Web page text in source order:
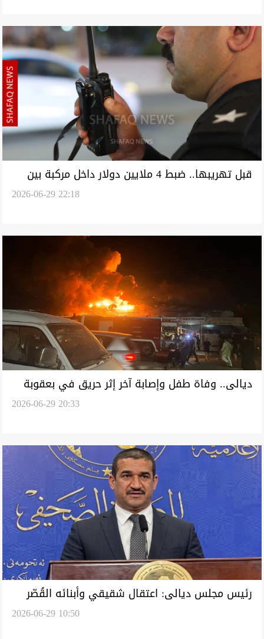
قبل تهريبها.. ضبط 4 ملايين دولار داخل مركبة بين
2026-06-29 22:18
ديالى.. وفاة طفل وإصابة آخر إثر حريق في بعقوبة
2026-06-29 20:33
رئيس مجلس ديالى: اعتقال شقيقي وأبنائه القُصّر
2026-06-29 10:50